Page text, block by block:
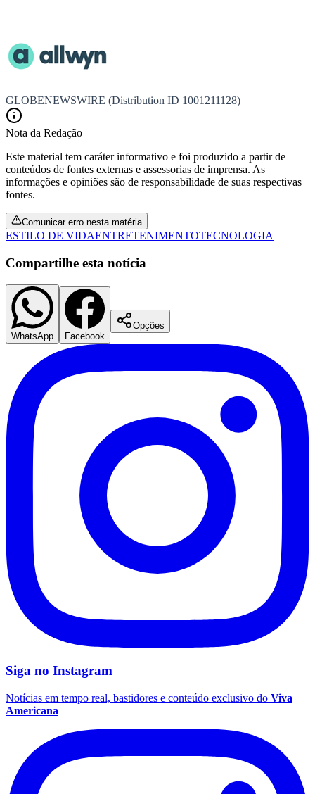
Atlético-MG
GLOBENEWSWIRE (Distribution ID 1001211128)
Nota da Redação
Este material tem caráter informativo e foi produzido a partir de
conteúdos de fontes externas e assessorias de imprensa. As
informações e opiniões são de responsabilidade de suas respectivas
fontes.
Comunicar erro nesta matéria
ESTILO DE VIDAENTRETENIMENTOTECNOLOGIA
Compartilhe esta notícia
WhatsApp Facebook
Opções
Siga no Instagram
Notícias em tempo real, bastidores e conteúdo exclusivo do Viva
Americana